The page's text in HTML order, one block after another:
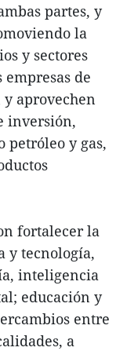
partes, y
la
y sectores
de
aprovechen
inversión,
petróleo y gas,
fortalecer la
y tecnología,
inteligencia
educación y
entre
a